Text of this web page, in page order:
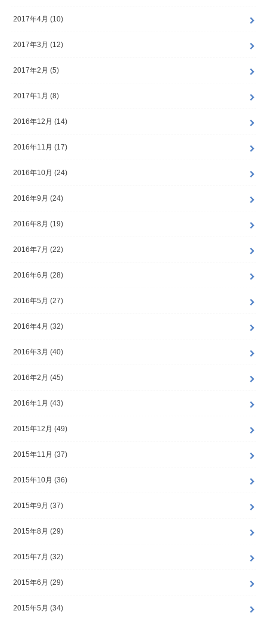
2017年4月 (10)
2017年3月 (12)
2017年2月 (5)
2017年1月 (8)
2016年12月 (14)
2016年11月 (17)
2016年10月 (24)
2016年9月 (24)
2016年8月 (19)
2016年7月 (22)
2016年6月 (28)
2016年5月 (27)
2016年4月 (32)
2016年3月 (40)
2016年2月 (45)
2016年1月 (43)
2015年12月 (49)
2015年11月 (37)
2015年10月 (36)
2015年9月 (37)
2015年8月 (29)
2015年7月 (32)
2015年6月 (29)
2015年5月 (34)